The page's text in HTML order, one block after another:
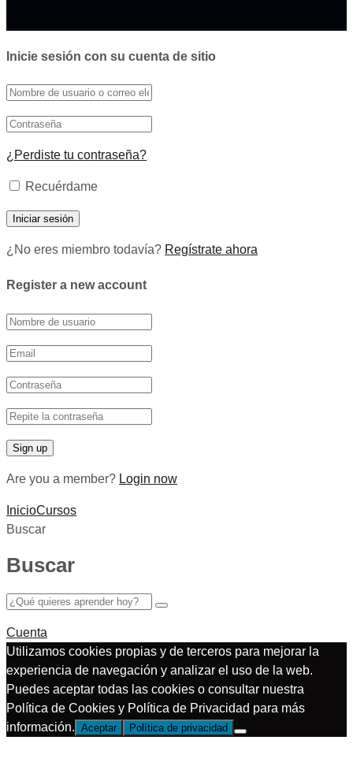
Inicie sesión con su cuenta de sitio
¿Perdiste tu contraseña?
Recuérdame
¿No eres miembro todavía? Regístrate ahora
Register a new account
Are you a member? Login now
InicioCursos
Buscar
Buscar
Cuenta
Utilizamos cookies propias y de terceros para mejorar la
experiencia de navegación y analizar el uso de la web.
Puedes aceptar todas las cookies o consultar nuestra
Política de Cookies y Política de Privacidad para más
información. Aceptar Política de privacidad